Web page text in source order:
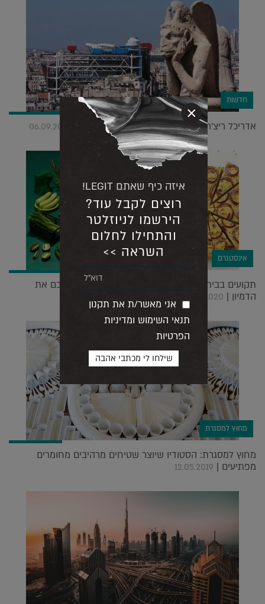
חדשות
אדריכל ריצ'רד רוג'רס זוכה פרס פריצקר פורש | 06.09.2020
אינסטגרם
תקועים בבית? אלו חשבונות האינסטגרם שיאכילו לכם את
הדמיון | 18.03.2020
מחוץ למסגרת
מחוץ למסגרת: הסטודיו שיוצר שטיחים מרהיבים מחומרים
מפתיעים | 12.05.2019
איזה כיף שאתם LEGIT!
רוצים לקבל עוד?
הירשמו לניוזלטר
והתחילו לחלום
השראה >>
אני מאשר/ת את תקנון
תנאי השימוש ומדיניות
הפרטיות
×